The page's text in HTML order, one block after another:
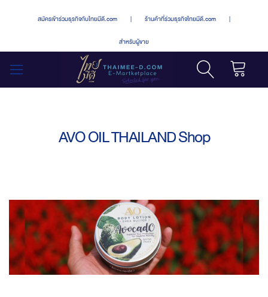
สมัครเข้าร่วมธุรกิจกับไทยมีดี.com | ร้านค้าที่ร่วมธุรกิจไทยมีดี.com |
สำหรับผู้ขาย
AVO OIL THAILAND Shop